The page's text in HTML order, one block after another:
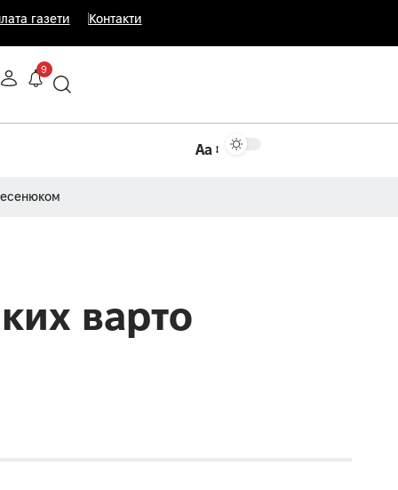
газети Контакти
9
Аа
варто